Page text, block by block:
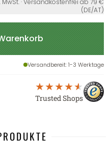
MwSt. · Versandkostenfrei ab 79 €
(DE/AT)
Versandbereit: 1-3 Werktage
Trusted Shops